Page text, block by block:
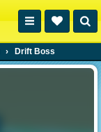
› Drift Boss